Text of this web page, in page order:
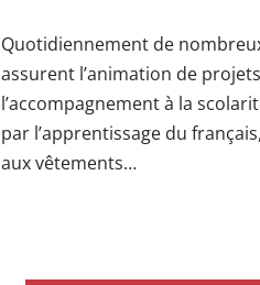
Quotidiennement de
assurent l’animation de
l’accompagnement à la
par l’apprentissage du
aux vêtements…